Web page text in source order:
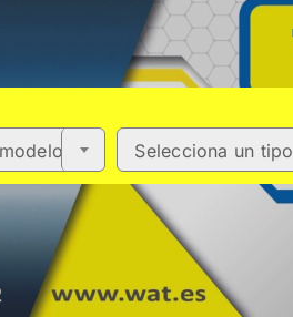
Selecciona un tipo